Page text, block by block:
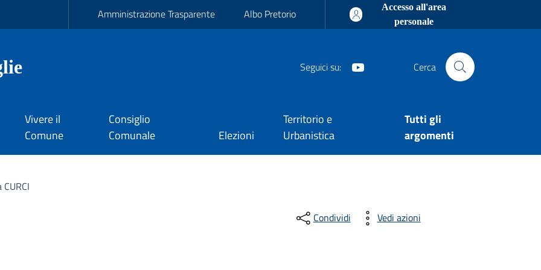
Amministrazione Trasparente Albo Pretorio
Accesso all'area
personale
Seguici su: Cerca
Vivere il
Comune
Consiglio
Comunale
Elezioni
Territorio e
Urbanistica
Tutti gli
argomenti
Condividi Vedi azioni